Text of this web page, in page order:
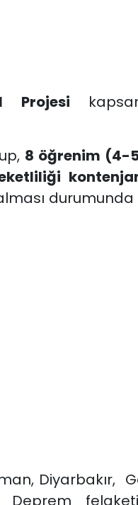
Projesi
8 öğrenim (4-
Diyarbakır,
Deprem